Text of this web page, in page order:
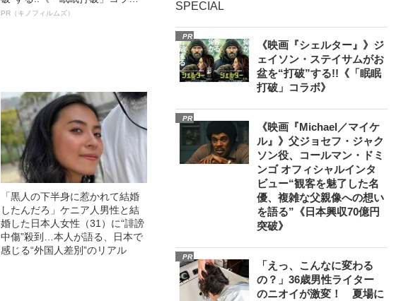
ボ》
PR（キノフィルムズ）
「黒人の下半身に惹かれて結婚
したんだろ」ケニア人男性と結
婚した日本人女性（31）に“誹謗
中傷”殺到…本人が語る、日本で
感じる“外国人差別”のリアル
SPECIAL
PR
《映画『シェルター』》ジ
ェイソン・ステイサムがお
盆を“打破”する!!《「眠眠
打破」コラボ》
PR
《映画『Michael／マイケ
ル』》父ジョセフ・ジャク
ソン役、コールマン・ドミ
ンゴ オフィシャルインタ
ビュー“観客を魅了した名
優、複雑な父親像への想い
を語る”《日本興収70億円
突破》
PR
「えっ、こんなに変わる
の？」36歳男性ライター
のニオイが激変！ 夏場に